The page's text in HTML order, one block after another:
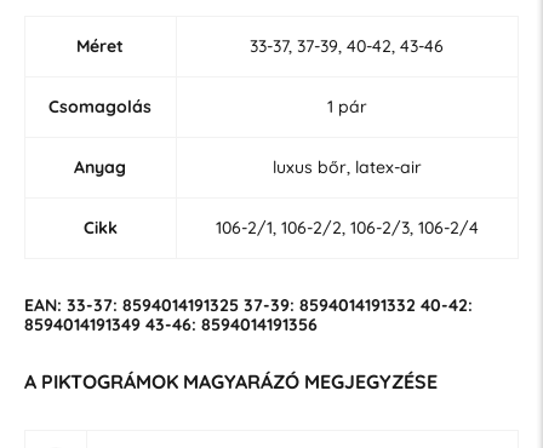
Méret 33-37, 37-39, 40-42, 43-46
Csomagolás 1 pár
Anyag luxus bőr, latex-air
Cikk 106-2/1, 106-2/2, 106-2/3, 106-2/4
EAN: 33-37: 8594014191325 37-39: 8594014191332 40-42:
8594014191349 43-46: 8594014191356
A PIKTOGRÁMOK MAGYARÁZÓ MEGJEGYZÉSE